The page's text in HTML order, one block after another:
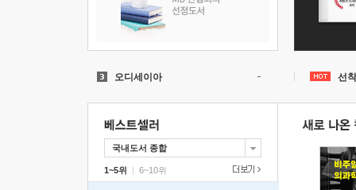
오디세이아
오디세이
히가시노 게이고
소설
청년패스
선
국내도서 종합
1~5위 | 6~10위